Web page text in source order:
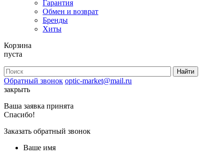
Гарантия
Обмен и возврат
Бренды
Хиты
Корзина
пуста
Обратный звонок optic-market@mail.ru
закрыть
Ваша заявка принята
Спасибо!
Заказать обратный звонок
Ваше имя